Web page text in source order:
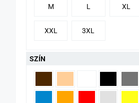
M L XL
XXL 3XL
SZÍN